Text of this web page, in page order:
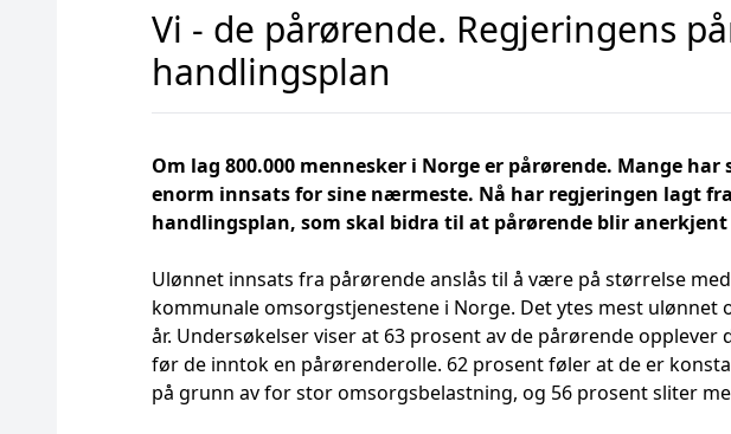
Vi - de pårørende. Regjeringens
handlingsplan
Om lag 800.000 mennesker i Norge er pårørende. Mange
enorm innsats for sine nærmeste. Nå har regjeringen lagt
handlingsplan, som skal bidra til at pårørende blir anerkjent
Ulønnet innsats fra pårørende anslås til å være på størrelse
kommunale omsorgstjenestene i Norge. Det ytes mest ulønnet
år. Undersøkelser viser at 63 prosent av de pårørende
før de inntok en pårørenderolle. 62 prosent føler at de er
på grunn av for stor omsorgsbelastning, og 56 prosent sliter